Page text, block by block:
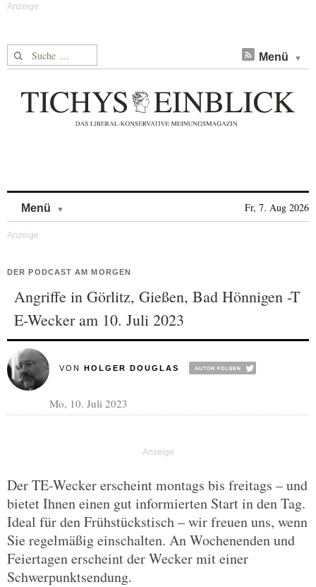
Suche nach: Menü
Menü Fr, 7. Aug 2026
DER PODCAST AM MORGEN
Angriffe in Görlitz, Gießen, Bad Hönnigen -T
E-Wecker am 10. Juli 2023
VON HOLGER DOUGLAS
Mo, 10. Juli 2023
Der TE-Wecker erscheint montags bis freitags – und
bietet Ihnen einen gut informierten Start in den Tag.
Ideal für den Frühstückstisch – wir freuen uns, wenn
Sie regelmäßig einschalten. An Wochenenden und
Feiertagen erscheint der Wecker mit einer
Schwerpunktsendung.